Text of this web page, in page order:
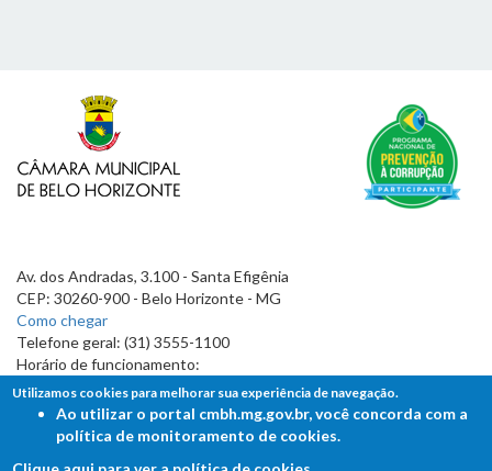
Av. dos Andradas, 3.100 - Santa Efigênia
CEP: 30260-900 - Belo Horizonte - MG
Como chegar
Telefone geral: (31) 3555-1100
Horário de funcionamento:
7h às 19h
Utilizamos cookies para melhorar sua experiência de navegação.
Ao utilizar o portal cmbh.mg.gov.br, você concorda com a
política de monitoramento de cookies.